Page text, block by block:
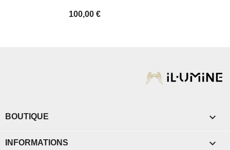
Prix
100,00 €
BOUTIQUE 
INFORMATIONS 